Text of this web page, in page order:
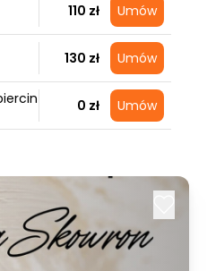
110 zł Umów
130 zł Umów
0 zł Umów